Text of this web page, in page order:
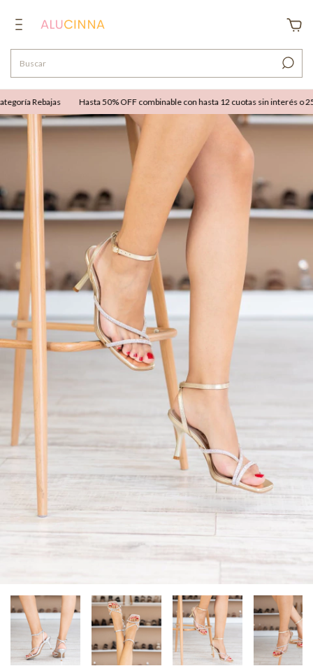
Rebajas Hasta 50% OFF combinable con hasta 12 cuotas sin interés o